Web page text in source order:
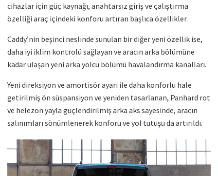
cihazlar için güç kaynağı, anahtarsız giriş ve çalıştırma
özelliği araç içindeki konforu artıran başlıca özellikler.
Caddy’nin beşinci neslinde sunulan bir diğer yeni özellik ise,
daha iyi iklim kontrolü sağlayan ve aracın arka bölümüne
kadar ulaşan yeni arka yolcu bölümü havalandırma kanalları.
Yeni direksiyon ve amortisör ayarı ile daha konforlu hale
getirilmiş ön süspansiyon ve yeniden tasarlanan, Panhard rot
ve helezon yayla güçlendirilmiş arka aks sayesinde, aracın
salınımları sönümlenerek konforu ve yol tutuşu da artırıldı.